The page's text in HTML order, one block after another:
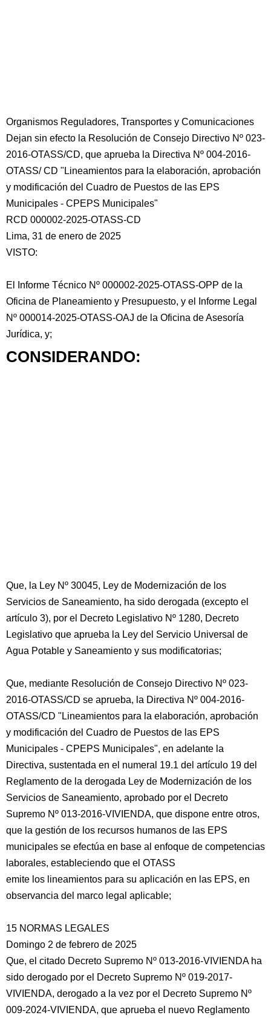
Organismos Reguladores, Transportes y Comunicaciones
Dejan sin efecto la Resolución de Consejo Directivo Nº 023-
2016-OTASS/CD, que aprueba la Directiva Nº 004-2016-
OTASS/ CD "Lineamientos para la elaboración, aprobación
y modificación del Cuadro de Puestos de las EPS
Municipales - CPEPS Municipales"
RCD 000002-2025-OTASS-CD
Lima, 31 de enero de 2025
VISTO:
El Informe Técnico Nº 000002-2025-OTASS-OPP de la
Oficina de Planeamiento y Presupuesto, y el Informe Legal
Nº 000014-2025-OTASS-OAJ de la Oficina de Asesoría
Jurídica, y;
CONSIDERANDO:
Que, la Ley Nº 30045, Ley de Modernización de los
Servicios de Saneamiento, ha sido derogada (excepto el
artículo 3), por el Decreto Legislativo Nº 1280, Decreto
Legislativo que aprueba la Ley del Servicio Universal de
Agua Potable y Saneamiento y sus modificatorias;
Que, mediante Resolución de Consejo Directivo Nº 023-
2016-OTASS/CD se aprueba, la Directiva Nº 004-2016-
OTASS/CD "Lineamientos para la elaboración, aprobación
y modificación del Cuadro de Puestos de las EPS
Municipales - CPEPS Municipales", en adelante la
Directiva, sustentada en el numeral 19.1 del artículo 19 del
Reglamento de la derogada Ley de Modernización de los
Servicios de Saneamiento, aprobado por el Decreto
Supremo Nº 013-2016-VIVIENDA, que dispone entre otros,
que la gestión de los recursos humanos de las EPS
municipales se efectúa en base al enfoque de competencias
laborales, estableciendo que el OTASS
emite los lineamientos para su aplicación en las EPS, en
observancia del marco legal aplicable;
15 NORMAS LEGALES
Domingo 2 de febrero de 2025
Que, el citado Decreto Supremo Nº 013-2016-VIVIENDA ha
sido derogado por el Decreto Supremo Nº 019-2017-
VIVIENDA, derogado a la vez por el Decreto Supremo Nº
009-2024-VIVIENDA, que aprueba el nuevo Reglamento